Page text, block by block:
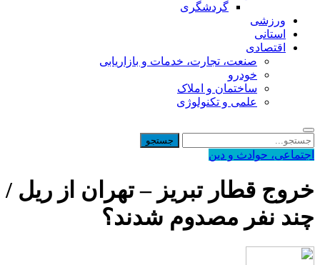
گردشگری
ورزشی
استانی
اقتصادی
صنعت، تجارت، خدمات و بازاریابی
خودرو
ساختمان و املاک
علمی و تکنولوژی
اجتماعی، حوادث و دین
خروج قطار تبریز – تهران از ریل /
چند نفر مصدوم شدند؟